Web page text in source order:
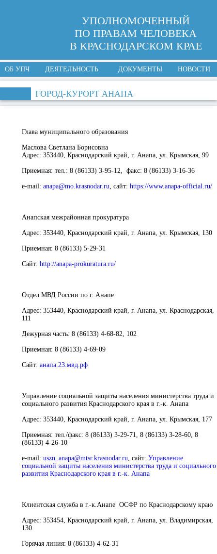
УПОЛНОМОЧЕННЫЙ
ПО ПРАВАМ ЧЕЛОВЕКА
В КРАСНОДАРСКОМ КРАЕ
ОБ УПЧ ДЕЯТЕЛЬНОСТЬ ДОКУМЕНТЫ НОВОСТИ
ГОРОД-КУРОРТ АНАПА
Глава муниципального образования
Маслова Светлана Борисовна
Адрес: 353440, Краснодарский край, г. Анапа, ул. Крымская, 99
Приемная: тел.: 8 (86133) 3-95-12, факс: 8 (86133) 3-16-36
e-mail: anapa@mo.krasnodar.ru, сайт: https://www.anapa-official.ru/
Анапская межрайонная прокуратура
Адрес: 353440, Краснодарский край, г. Анапа, ул. Крымская, 130
Приемная: 8 (86133) 5-29-31
Сайт: http://anapa-prokuratura.ru/
Отдел МВД России по г. Анапе
Адрес: 353440, Краснодарский край, г. Анапа, ул. Краснодарская,
111
Дежурная часть: 8 (86133) 4-68-82, 102
Приемная: 8 (86133) 4-69-09
Сайт: анапа.23.мвд.рф
Управление социальной защиты населения министерства труда и
социального развития Краснодарского края в г.-к. Анапа
Адрес: 353440, Краснодарский край, г. Анапа, ул. Крымская, 177
Приемная: тел./факс: 8 (86133) 3-29-71, 8 (86133) 3-28-60, 8
(86133) 4-26-10
e-mail: uszn_anapa@mtsr.krasnodar.ru, сайт: Управление
социальной защиты населения министерства труда и социального
развития Краснодарского края в г.-к. Анапа
Клиентская служба в г.-к.Анапе ОСФР по Краснодарскому краю
Адрес: 353454, Краснодарский край, г. Анапа, ул. Владимирская,
130
Горячая линия: 8 (86133) 4-62-31